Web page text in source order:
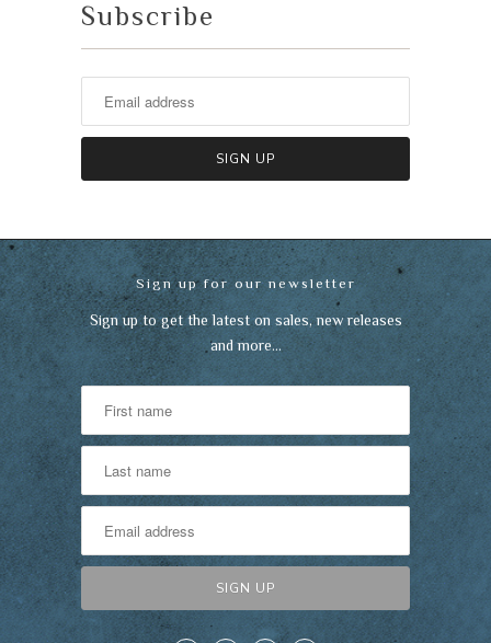
Subscribe
Sign up for our newsletter
Sign up to get the latest on sales, new releases
and more…